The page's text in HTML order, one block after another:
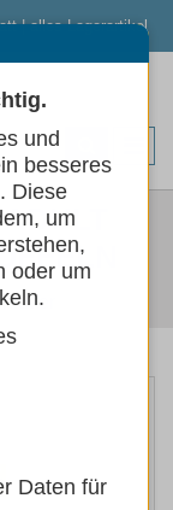
| alles Lagerartikel
und
besseres
Diese
um
oder um
Daten für